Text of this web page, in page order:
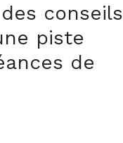
conseils
piste
de